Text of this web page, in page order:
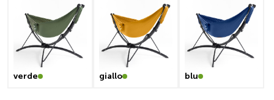
verde giallo blu